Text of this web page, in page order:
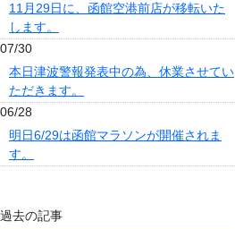
11月29日に、函館空港前店が移転いた
します。
07/30
本日津波警報発表中の為、休業させてい
ただきます。
06/28
明日6/29は函館マラソンが開催されま
す。
過去の記事